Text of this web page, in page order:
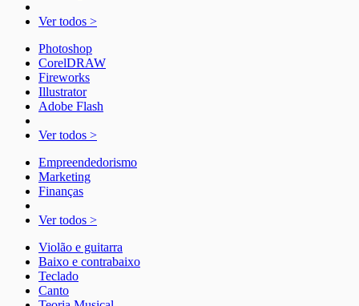
Ver todos >
Photoshop
CorelDRAW
Fireworks
Illustrator
Adobe Flash
Ver todos >
Empreendedorismo
Marketing
Finanças
Ver todos >
Violão e guitarra
Baixo e contrabaixo
Teclado
Canto